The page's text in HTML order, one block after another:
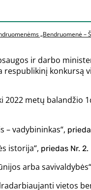
„Bendruomenė –
ir darbo
konkursą
metų balandžio
– vadybininkas“,
istorija“, priedas Nr. 2.
arba
vietos